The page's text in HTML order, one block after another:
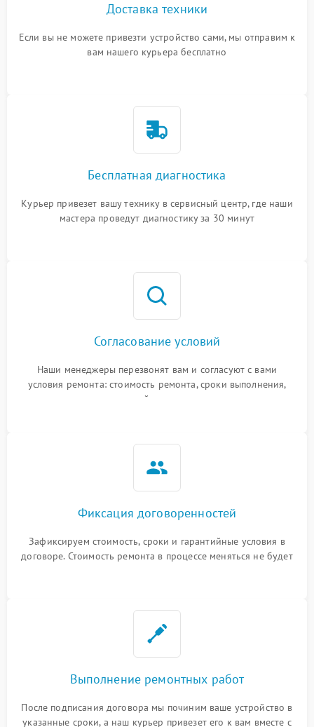
Доставка техники
Если вы не можете привезти устройство сами, мы отправим к
вам нашего курьера бесплатно
Бесплатная диагностика
Курьер привезет вашу технику в сервисный центр, где наши
мастера проведут диагностику за 30 минут
Согласование условий
Наши менеджеры перезвонят вам и согласуют с вами
условия ремонта: стоимость ремонта, сроки выполнения,
гарантийные условия
Фиксация договоренностей
Зафиксируем стоимость, сроки и гарантийные условия в
договоре. Стоимость ремонта в процессе меняться не будет
Выполнение ремонтных работ
После подписания договора мы починим ваше устройство в
указанные сроки, а наш курьер привезет его к вам вместе с